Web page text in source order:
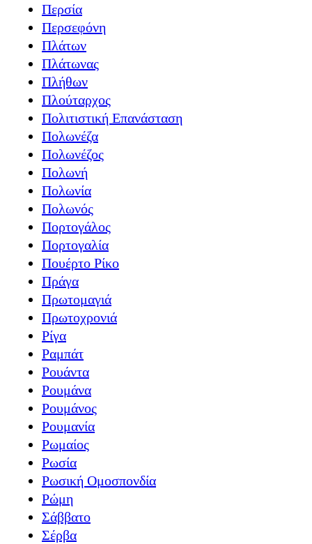
Περσία
Περσεφόνη
Πλάτων
Πλάτωνας
Πλήθων
Πλούταρχος
Πολιτιστική Επανάσταση
Πολωνέζα
Πολωνέζος
Πολωνή
Πολωνία
Πολωνός
Πορτογάλος
Πορτογαλία
Πουέρτο Ρίκο
Πράγα
Πρωτομαγιά
Πρωτοχρονιά
Ρίγα
Ραμπάτ
Ρουάντα
Ρουμάνα
Ρουμάνος
Ρουμανία
Ρωμαίος
Ρωσία
Ρωσική Ομοσπονδία
Ρώμη
Σάββατο
Σέρβα